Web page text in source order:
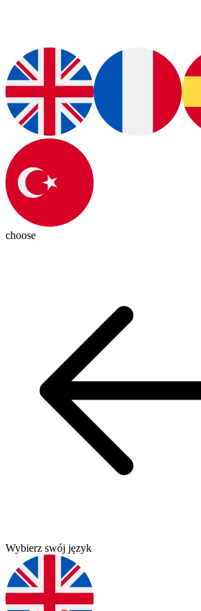
choose
Wybierz swój język